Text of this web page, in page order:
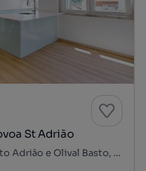
St Adrião
Rua da Juventude, Póvoa de Santo Adrião e Olival Basto, Odivelas, Lisboa